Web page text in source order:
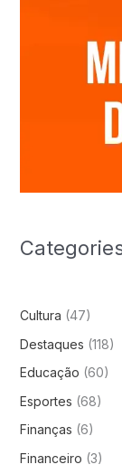
Cultura (47)
Destaques (118)
Educação (60)
Esportes (68)
Finanças (6)
Financeiro (3)